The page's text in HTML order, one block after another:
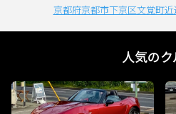
京都府京都市下京区文覚町
人気の